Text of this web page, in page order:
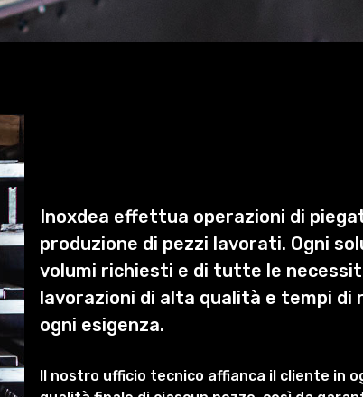
Inoxdea effettua operazioni di
produzione di pezzi lavorati. Ogni
volumi richiesti e di tutte le
lavorazioni di alta qualità e tempi di
ogni esigenza.
Il nostro ufficio tecnico affianca il cliente in